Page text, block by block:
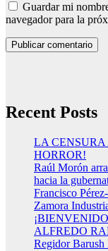
Guardar mi
navegador para la
Recent Posts
LA CENSURA
HORROR!
Raúl Morón
hacia la
Francisco
Zamora
ALFREDO
Regidor